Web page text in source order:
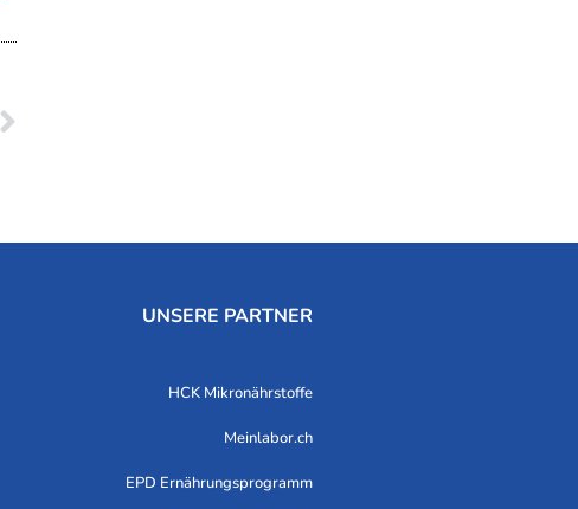
UNSERE PARTNER
HCK Mikronährstoffe
Meinlabor.ch
EPD Ernährungsprogramm